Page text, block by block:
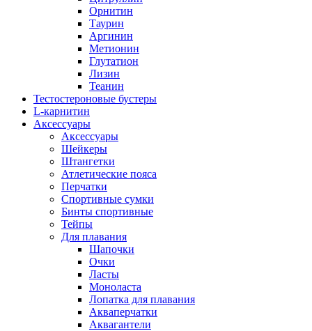
Орнитин
Таурин
Аргинин
Метионин
Глутатион
Лизин
Теанин
Тестостероновые бустеры
L-карнитин
Аксессуары
Аксессуары
Шейкеры
Штангетки
Атлетические пояса
Перчатки
Спортивные сумки
Бинты спортивные
Тейпы
Для плавания
Шапочки
Очки
Ласты
Моноласта
Лопатка для плавания
Акваперчатки
Аквагантели